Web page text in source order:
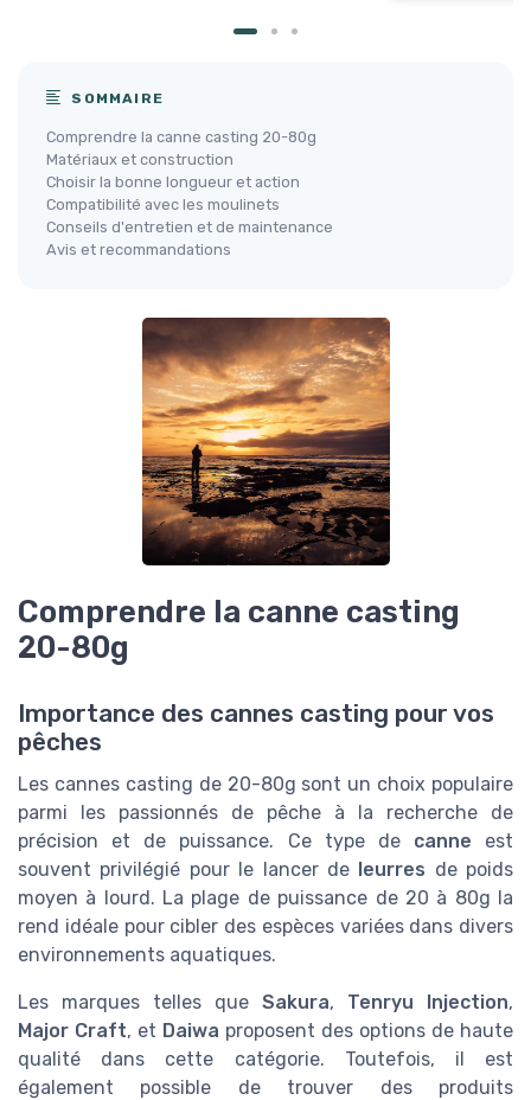
SOMMAIRE
Comprendre la canne casting 20-80g
Matériaux et construction
Choisir la bonne longueur et action
Compatibilité avec les moulinets
Conseils d'entretien et de maintenance
Avis et recommandations
Comprendre la canne casting
20-80g
Importance des cannes casting pour vos
pêches
Les cannes casting de 20-80g sont un choix populaire
parmi les passionnés de pêche à la recherche de
précision et de puissance. Ce type de canne est
souvent privilégié pour le lancer de leurres de poids
moyen à lourd. La plage de puissance de 20 à 80g la
rend idéale pour cibler des espèces variées dans divers
environnements aquatiques.
Les marques telles que Sakura, Tenryu Injection,
Major Craft, et Daiwa proposent des options de haute
qualité dans cette catégorie. Toutefois, il est
également possible de trouver des produits